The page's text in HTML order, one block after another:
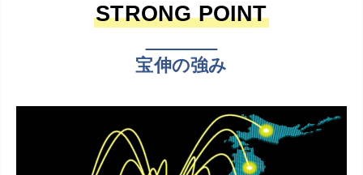
STRONG POINT
宝伸の強み